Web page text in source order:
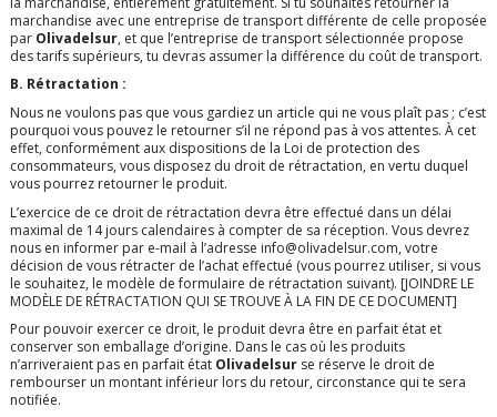
marchandise avec une entreprise de transport différente de celle proposée
par Olivadelsur, et que l’entreprise de transport sélectionnée propose
des tarifs supérieurs, tu devras assumer la différence du coût de transport.
B. Rétractation :
Nous ne voulons pas que vous gardiez un article qui ne vous plaît pas ; c’est
pourquoi vous pouvez le retourner s’il ne répond pas à vos attentes. À cet
effet, conformément aux dispositions de la Loi de protection des
consommateurs, vous disposez du droit de rétractation, en vertu duquel
vous pourrez retourner le produit.
L’exercice de ce droit de rétractation devra être effectué dans un délai
maximal de 14 jours calendaires à compter de sa réception. Vous devrez
nous en informer par e-mail à l’adresse info@olivadelsur.com, votre
décision de vous rétracter de l’achat effectué (vous pourrez utiliser, si vous
le souhaitez, le modèle de formulaire de rétractation suivant). [JOINDRE LE
MODÈLE DE RÉTRACTATION QUI SE TROUVE À LA FIN DE CE DOCUMENT]
Pour pouvoir exercer ce droit, le produit devra être en parfait état et
conserver son emballage d’origine. Dans le cas où les produits
n’arriveraient pas en parfait état Olivadelsur se réserve le droit de
rembourser un montant inférieur lors du retour, circonstance qui te sera
notifiée.